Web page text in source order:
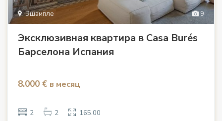
9
Эшампле
Эксклюзивная квартира в Casa Burés
Барселона Испания
8.000 € в месяц
2 2 165.00